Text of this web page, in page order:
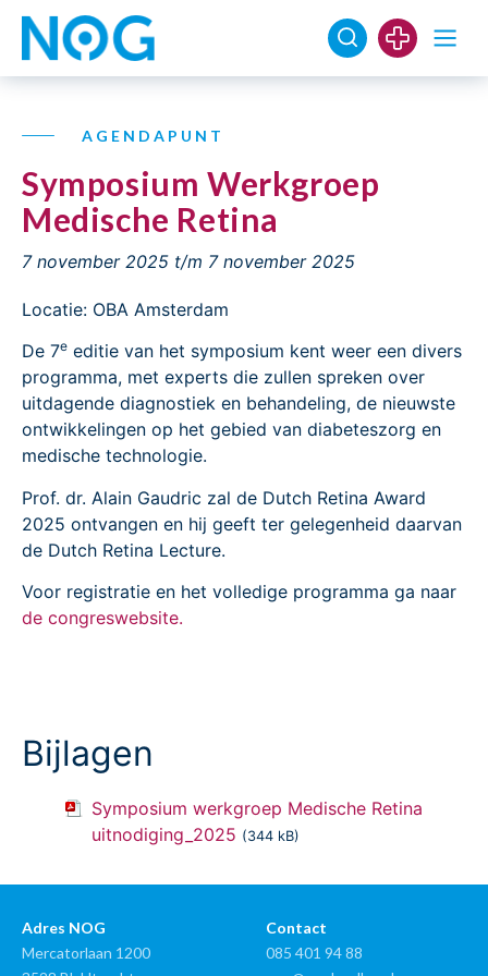
AGENDAPUNT
Symposium Werkgroep
Medische Retina
7 november 2025 t/m 7 november 2025
Locatie: OBA Amsterdam
De 7e editie van het symposium kent weer een divers
programma, met experts die zullen spreken over
uitdagende diagnostiek en behandeling, de nieuwste
ontwikkelingen op het gebied van diabeteszorg en
medische technologie.
Prof. dr. Alain Gaudric zal de Dutch Retina Award
2025 ontvangen en hij geeft ter gelegenheid daarvan
de Dutch Retina Lecture.
Voor registratie en het volledige programma ga naar
de congreswebsite.
Bijlagen
Symposium werkgroep Medische Retina
uitnodiging_2025 (344 kB)
Adres NOG
Mercatorlaan 1200
Contact
085 401 94 88